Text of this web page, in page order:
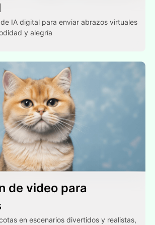
IA digital para enviar abrazos virtuales
y alegría
de video para
en escenarios divertidos y realistas,